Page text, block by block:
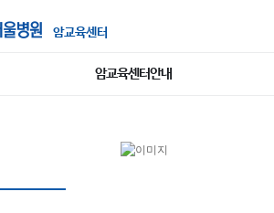
암교육센터
암교육센터안내